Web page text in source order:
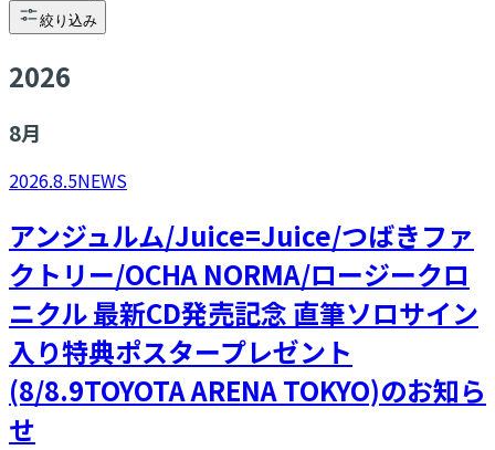
絞り込み
2026
8月
2026.8.5NEWS
アンジュルム/Juice=Juice/つばきファ
クトリー/OCHA NORMA/ロージークロ
ニクル 最新CD発売記念 直筆ソロサイン
入り特典ポスタープレゼント
(8/8.9TOYOTA ARENA TOKYO)のお知ら
せ